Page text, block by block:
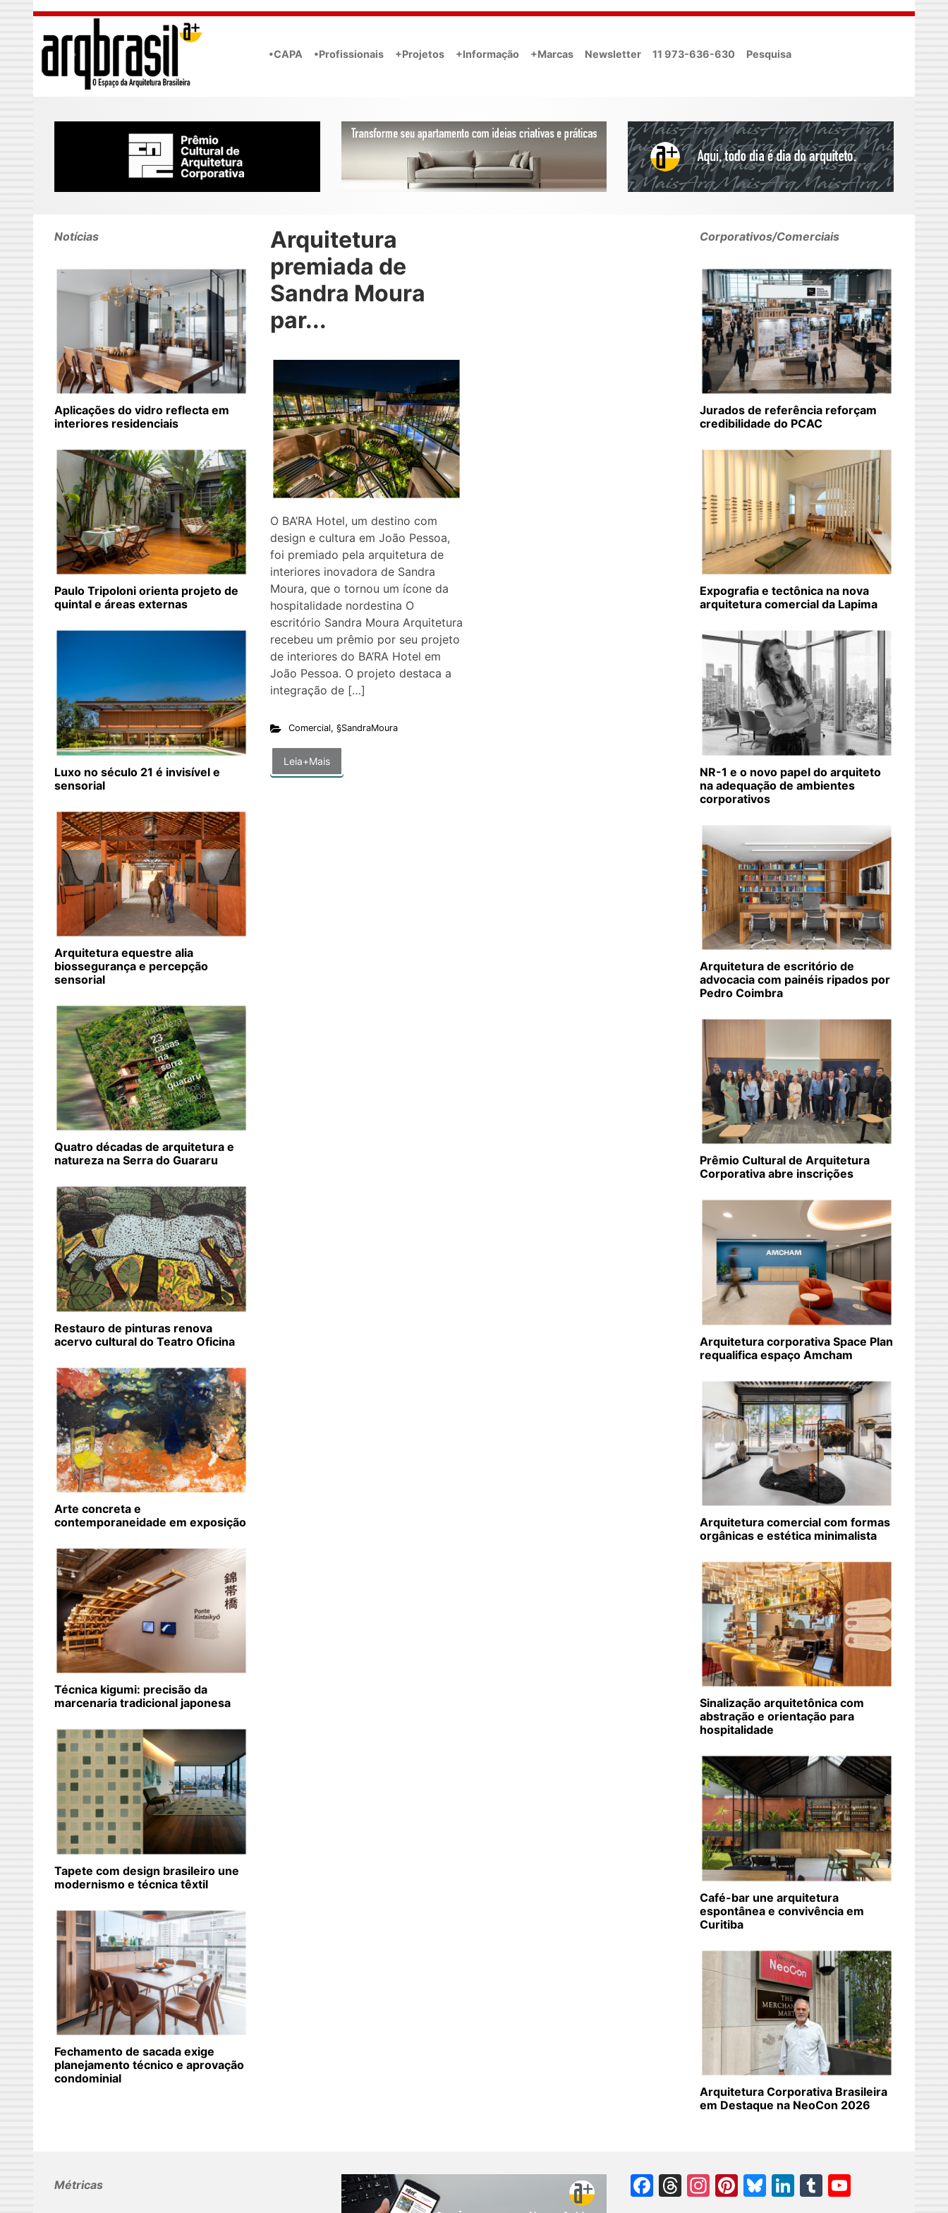
Skip to main content
•CAPA •Profissionais +Projetos +Informação +Marcas Newsletter 11 973-636-630 Pesquisa
Arquitetura
premiada de
Sandra Moura
par...
O BA’RA Hotel, um destino com
design e cultura em João Pessoa,
foi premiado pela arquitetura de
interiores inovadora de Sandra
Moura, que o tornou um ícone da
hospitalidade nordestina O
escritório Sandra Moura Arquitetura
recebeu um prêmio por seu projeto
de interiores do BA’RA Hotel em
João Pessoa. O projeto destaca a
integração de […]
Comercial, §SandraMoura
Leia+Mais
Notícias
Aplicações do vidro reflecta em
interiores residenciais
Paulo Tripoloni orienta projeto de
quintal e áreas externas
Luxo no século 21 é invisível e
sensorial
Arquitetura equestre alia
biossegurança e percepção
sensorial
Quatro décadas de arquitetura e
natureza na Serra do Guararu
Restauro de pinturas renova
acervo cultural do Teatro Oficina
Arte concreta e
contemporaneidade em exposição
Técnica kigumi: precisão da
marcenaria tradicional japonesa
Tapete com design brasileiro une
modernismo e técnica têxtil
Fechamento de sacada exige
planejamento técnico e aprovação
condominial
Corporativos/Comerciais
Jurados de referência reforçam
credibilidade do PCAC
Expografia e tectônica na nova
arquitetura comercial da Lapima
NR-1 e o novo papel do arquiteto
na adequação de ambientes
corporativos
Arquitetura de escritório de
advocacia com painéis ripados por
Pedro Coimbra
Prêmio Cultural de Arquitetura
Corporativa abre inscrições
Arquitetura corporativa Space Plan
requalifica espaço Amcham
Arquitetura comercial com formas
orgânicas e estética minimalista
Sinalização arquitetônica com
abstração e orientação para
hospitalidade
Café-bar une arquitetura
espontânea e convivência em
Curitiba
Arquitetura Corporativa Brasileira
em Destaque na NeoCon 2026
Métricas Facebook
Threads
Instagram
Pinterest
Bluesky
LinkedIn
Tumblr